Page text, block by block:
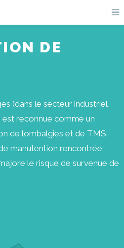
DE
(dans le secteur industriel,
est reconnue comme un
de lombalgies et de TMS.
manutention rencontrée
le risque de survenue de